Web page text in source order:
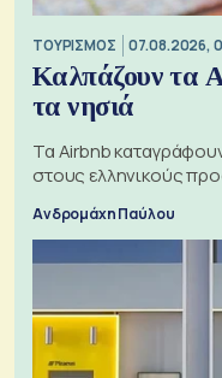
ΤΟΥΡΙΣΜΟΣ 07.08.2026,
Καλπάζουν τα
τα νησιά
Τα Airbnb
στους ελληνικούς
Ανδρομάχη Παύλου